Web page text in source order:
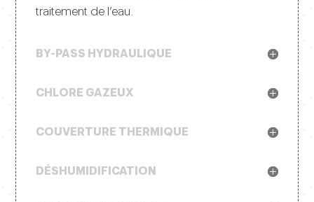
traitement de l’eau.
BY-PASS HYDRAULIQUE
CHLORE GAZEUX
COUVERTURE THERMIQUE
DÉSHUMIDIFICATION